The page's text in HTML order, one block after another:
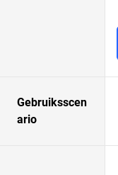
Gebruiksscen
ario